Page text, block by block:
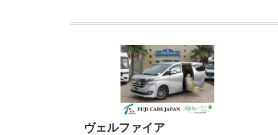
ヴェルファイア